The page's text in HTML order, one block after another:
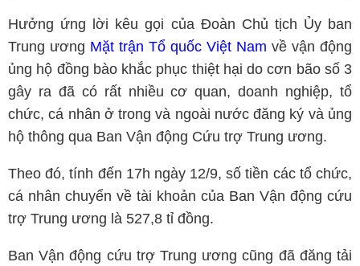
Hưởng ứng lời kêu gọi của Đoàn Chủ tịch Ủy ban
Trung ương Mặt trận Tổ quốc Việt Nam về vận động
ủng hộ đồng bào khắc phục thiệt hại do cơn bão số 3
gây ra đã có rất nhiều cơ quan, doanh nghiệp, tổ
chức, cá nhân ở trong và ngoài nước đăng ký và ủng
hộ thông qua Ban Vận động Cứu trợ Trung ương.
Theo đó, tính đến 17h ngày 12/9, số tiền các tổ chức,
cá nhân chuyển về tài khoản của Ban Vận động cứu
trợ Trung ương là 527,8 tỉ đồng.
Ban Vận động cứu trợ Trung ương cũng đã đăng tải